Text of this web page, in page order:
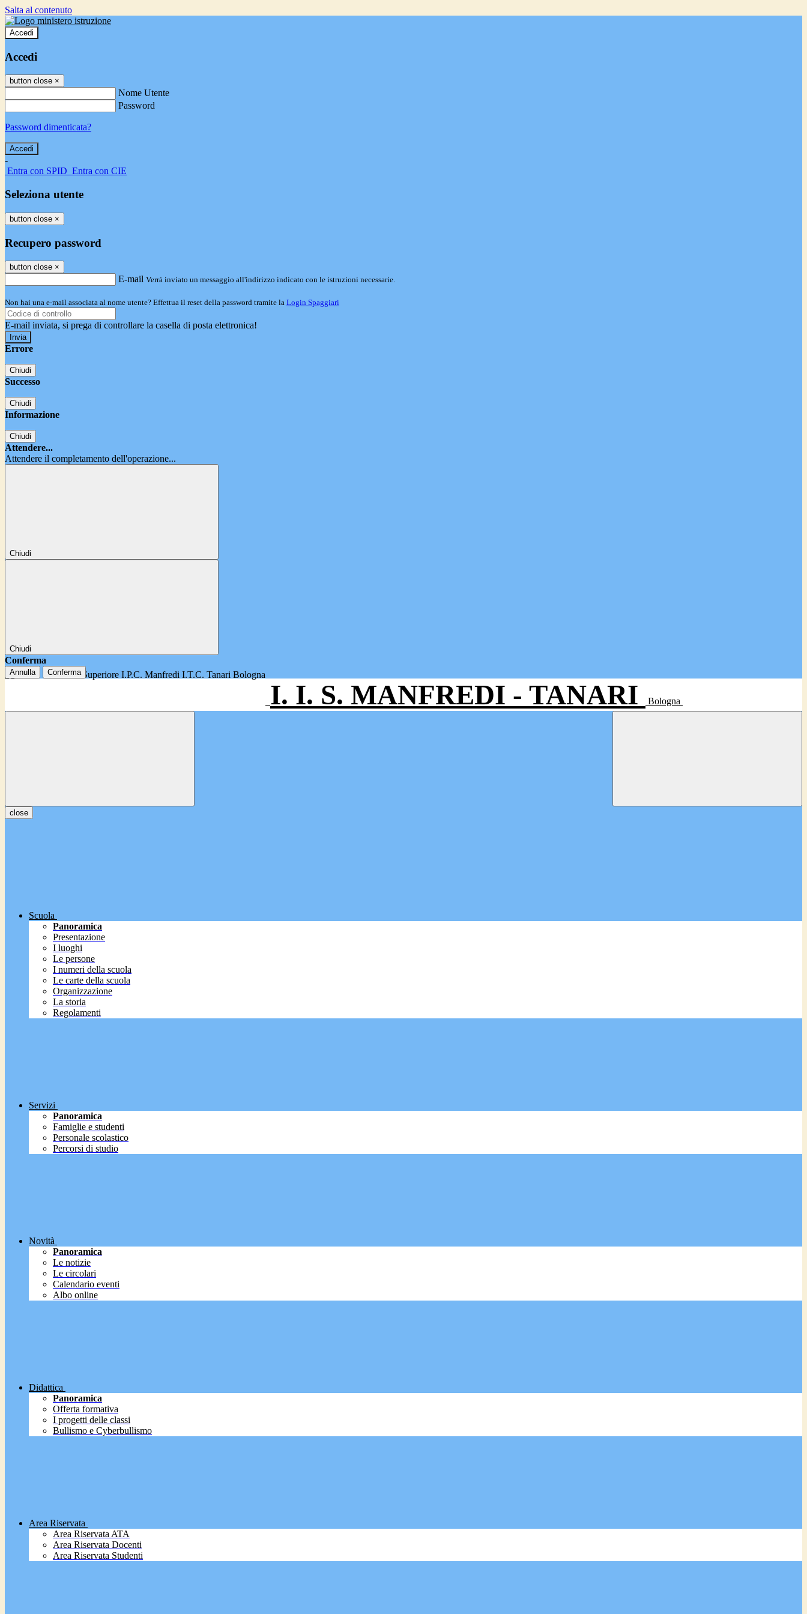
Salta al contenuto
Accedi
Accedi
button close ×
Nome Utente
Password
Password dimenticata?
-
Entra con SPID Entra con CIE
Seleziona utente
button close ×
Recupero password
button close ×
E-mail Verrà inviato un messaggio all'indirizzo indicato con le istruzioni necessarie.
Non hai una e-mail associata al nome utente? Effettua il reset della password tramite la Login Spaggiari
E-mail inviata, si prega di controllare la casella di posta elettronica!
Errore
Chiudi
Successo
Chiudi
Informazione
Chiudi
Attendere...
Attendere il completamento dell'operazione...
Chiudi
Chiudi
Conferma
Annulla Conferma
I. I. S. MANFREDI - TANARI Bologna
close
Scuola
Panoramica
Presentazione
I luoghi
Le persone
I numeri della scuola
Le carte della scuola
Organizzazione
La storia
Regolamenti
Servizi
Panoramica
Famiglie e studenti
Personale scolastico
Percorsi di studio
Novità
Panoramica
Le notizie
Le circolari
Calendario eventi
Albo online
Didattica
Panoramica
Offerta formativa
I progetti delle classi
Bullismo e Cyberbullismo
Area Riservata
Area Riservata ATA
Area Riservata Docenti
Area Riservata Studenti